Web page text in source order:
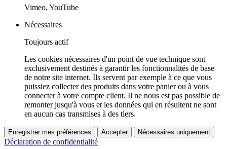
Vimeo, YouTube
Nécessaires
Toujours actif
Les cookies nécessaires d'un point de vue technique sont
exclusivement destinés à garantir les fonctionnalités de base
de notre site internet. Ils servent par exemple à ce que vous
puissiez collecter des produits dans votre panier ou à vous
connecter à votre compte client. Il ne nous est pas possible de
remonter jusqu'à vous et les données qui en résultent ne sont
en aucun cas transmises à des tiers.
Enregistrer mes préférences Accepter Nécessaires uniquement
Déclaration de confidentialité